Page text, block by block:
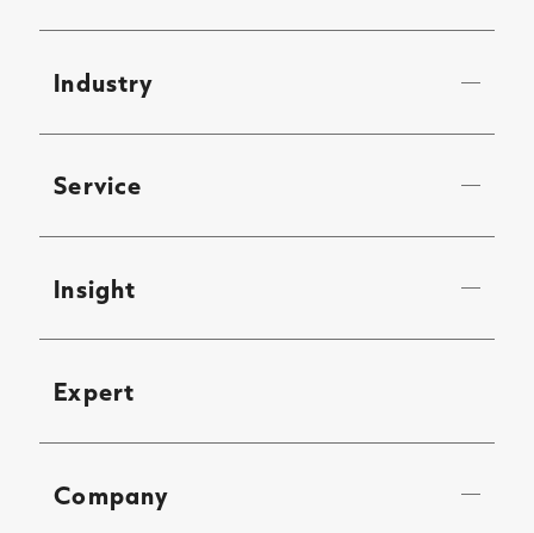
Industry
Service
Insight
Expert
Company